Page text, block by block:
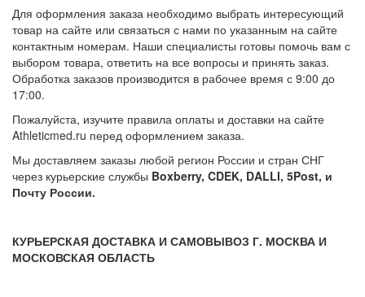
Для оформления заказа необходимо выбрать интересующий
товар на сайте или связаться с нами по указанным на сайте
контактным номерам. Наши специалисты готовы помочь вам с
выбором товара, ответить на все вопросы и принять заказ.
Обработка заказов производится в рабочее время с 9:00 до
17:00.
Пожалуйста, изучите правила оплаты и доставки на сайте
Athleticmed.ru перед оформлением заказа.
Мы доставляем заказы любой регион России и стран СНГ
через курьерские службы Boxberry, CDEK, DALLI, 5Post, и
Почту России.
КУРЬЕРСКАЯ ДОСТАВКА И САМОВЫВОЗ Г. МОСКВА И
МОСКОВСКАЯ ОБЛАСТЬ